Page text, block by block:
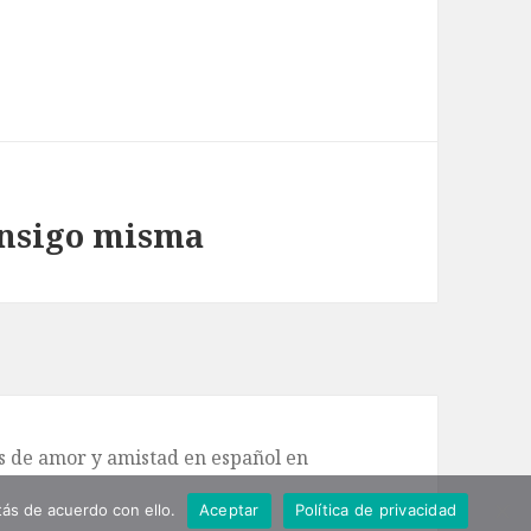
misma
de amor y amistad en español en
de acuerdo con ello. Aceptar Política de privacidad